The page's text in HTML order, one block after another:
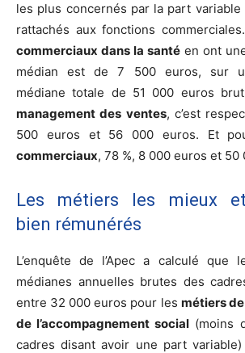
les plus concernés par la part
rattachés aux fonctions
commerciaux dans la santé en ont
médian est de 7 500 euros, sur
médiane totale de 51 000 euros
management des ventes, c’est
500 euros et 56 000 euros. Et
commerciaux, 78 %, 8 000 euros et 50
Les métiers les mieux
bien rémunérés
L’enquête de l’Apec a calculé que
médianes annuelles brutes des
entre 32 000 euros pour les métiers
de l’accompagnement social (moins
cadres disant avoir une part